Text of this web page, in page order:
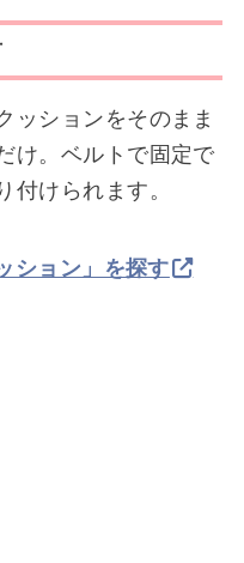
ッションをそのまま
け。ベルトで固定で
付けられます。
ション」を探す